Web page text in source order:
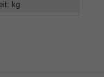
: kg